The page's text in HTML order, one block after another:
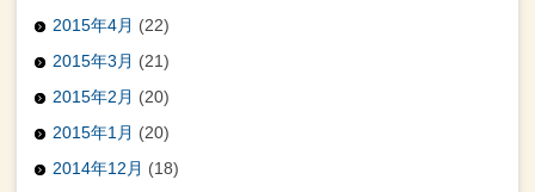
2015年4月 (22)
2015年3月 (21)
2015年2月 (20)
2015年1月 (20)
2014年12月 (18)